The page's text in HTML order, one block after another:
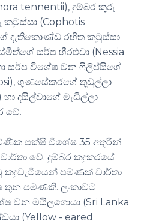
tennentii), දුම්බර කුරු
(Cophotis
දැතිකොණ්ඩ රහිත කටුස්සා
සර්ප හීරළුවා (Nessia
සර්ප විශේෂ වන ෆිලිප්සිගේ
ගුණසේකරගේ තුඩුල්ලා
හා දසිල්වාගේ මැඩිල්ලා
වේ.
පක්ෂි විශේෂ 35 අතුරින්
වේ. දුම්බර කඳුකරයේ
පමණක් වාර්තා
පමණකි. ලංකාවට
වන මයිලගොයා (Sri Lanka
(Yellow - eared